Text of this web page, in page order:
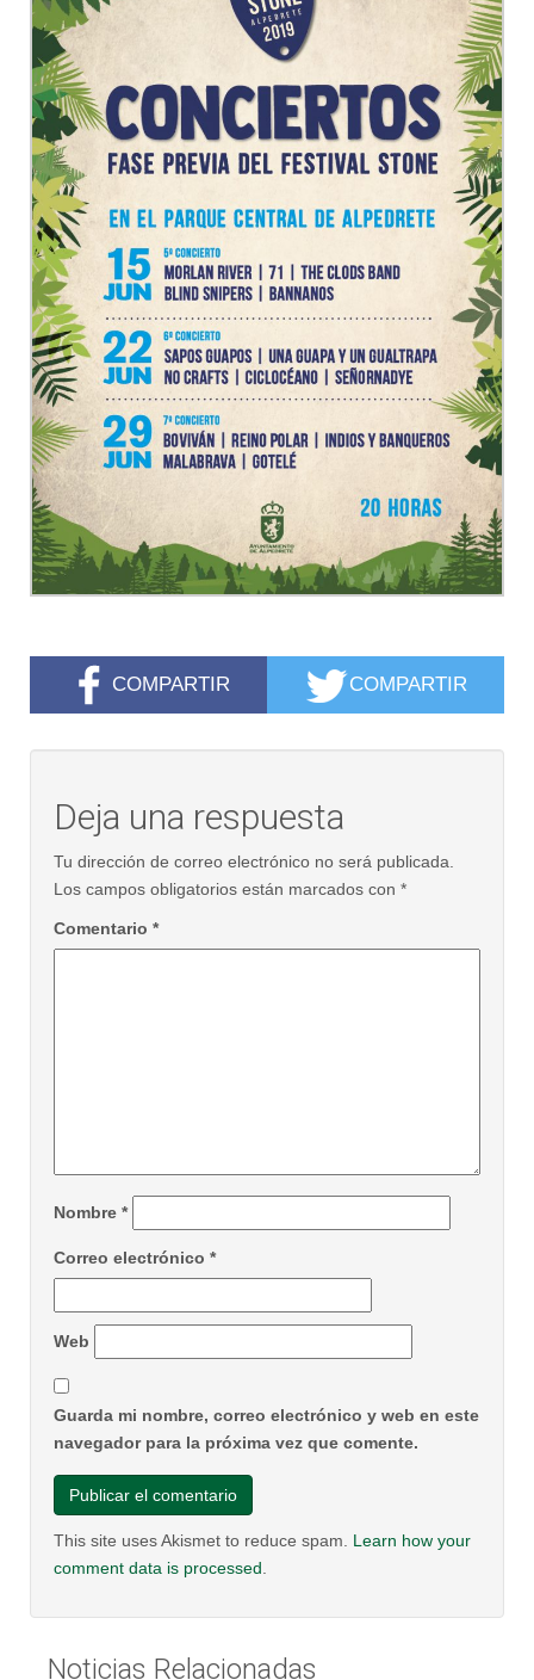
COMPARTIR COMPARTIR
Deja una respuesta
Tu dirección de correo electrónico no será publicada.
Los campos obligatorios están marcados con *
Comentario *
Nombre *
Correo electrónico *
Web
Guarda mi nombre, correo electrónico y web en este
navegador para la próxima vez que comente.
This site uses Akismet to reduce spam. Learn how your
comment data is processed.
Noticias Relacionadas